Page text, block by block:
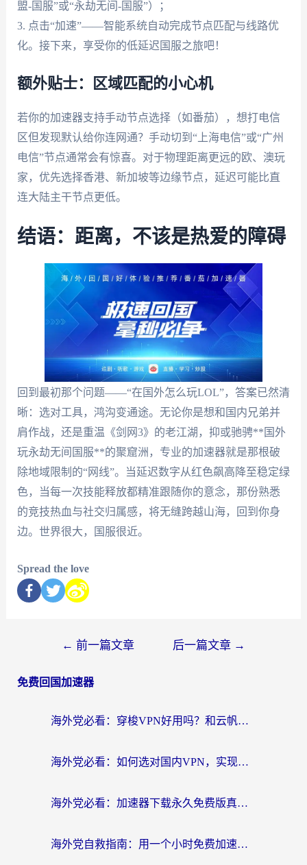
盟-国服”或“永劫无间-国服”）；
3. 点击“加速”——智能系统自动完成节点匹配与线路优
化。接下来，享受你的低延迟国服之旅吧！
额外贴士：区域匹配的小心机
若你的加速器支持手动节点选择（如番茄），想打电信
区但发现默认给你连网通？手动切到“上海电信”或“广州
电信”节点通常会有惊喜。对于物理距离更远的欧、澳玩
家，优先选择香港、新加坡等边缘节点，延迟可能比直
连大陆主干节点更低。
结语：距离，不该是热爱的障碍
回到最初那个问题——“在国外怎么玩LOL”，答案已然清
晰：选对工具，鸿沟变通途。无论你是想和国内兄弟并
肩作战，还是重温《剑网3》的老江湖，抑或驰骋**国外
玩永劫无间国服**的聚窟洲，专业的加速器就是那根破
除地域限制的“网线”。当延迟数字从红色飙高降至稳定绿
色，当每一次技能释放都精准跟随你的意念，那份熟悉
的竞技热血与社交归属感，将无缝跨越山海，回到你身
边。世界很大，国服很近。
Spread the love
← 前一篇文章 后一篇文章 →
免费回国加速器
海外党必看：穿梭VPN好用吗？和云帆VPN对比哪个回国效果更好？附真实测评+避坑指南
海外党必看：如何选对国内VPN，实现无缝访问国内资源？
海外党必看：加速器下载永久免费版真的存在吗？教你无缝访问国内资源的正确姿势
海外党自救指南：用一个小时免费加速器，轻松打破国内资源访问壁垒？